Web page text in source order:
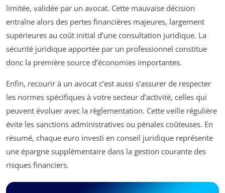
limitée, validée par un avocat. Cette mauvaise décision
entraîne alors des pertes financières majeures, largement
supérieures au coût initial d’une consultation juridique. La
sécurité juridique apportée par un professionnel constitue
donc la première source d’économies importantes.
Enfin, recourir à un avocat c’est aussi s’assurer de respecter
les normes spécifiques à votre secteur d’activité, celles qui
peuvent évoluer avec la règlementation. Cette veille régulière
évite les sanctions administratives ou pénales coûteuses. En
résumé, chaque euro investi en conseil juridique représente
une épargne supplémentaire dans la gestion courante des
risques financiers.